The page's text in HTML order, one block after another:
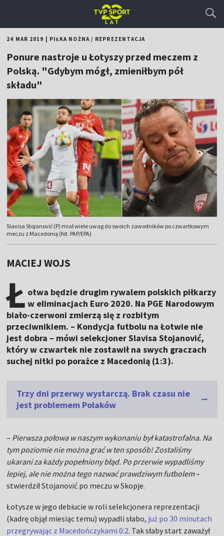
24 MAR 2019 PIŁKA NOŻNA/ REPREZENTACJA
Ponure nastroje u Łotyszy przed meczem z
Polską. "Gdybym mógł, zmieniłbym pół
składu"
Slavisa Stojanović (P) miał wiele uwag do swoich zawodników po czwartkowym
meczu z Macedonią (fot. PAP/EPA)
MACIEJ WOJS
Ł otwa będzie drugim rywalem polskich piłkarzy
w eliminacjach Euro 2020. Na PGE Narodowym
biało-czerwoni zmierzą się z rozbitym
przeciwnikiem. – Kondycja futbolu na Łotwie nie
jest dobra – mówi selekcjoner Slavisa Stojanović,
który w czwartek nie zostawił na swych graczach
suchej nitki po porażce z Macedonią (1:3).
Trzy dni przerwy wystarczą. Brak czasu nie
jest problemem Polaków
– Pierwsza połowa w naszym wykonaniu był katastrofalna. Na
tym poziomie nie można grać w ten sposób! Zostaliśmy
ukarani za każdy popełniony błąd. Po przerwie wypadliśmy
lepiej, ale nie można tego nazwać prawdziwym futbolem–
stwierdził Stojanović po meczu w Skopje.
Łotysze w jego debiucie w roli selekcjonera reprezentacji
(kadrę objął miesiąc temu) wypadli słabo, już po 30 minutach
przegrywając z Macedończykami 0:2. Tak słaby start zaważył